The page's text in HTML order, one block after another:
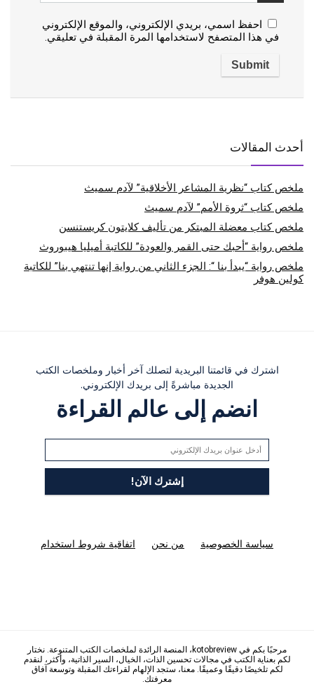
احفظ اسمي، بريدي الإلكتروني، والموقع الإلكتروني
في هذا المتصفح لاستخدامها المرة المقبلة في تعليقي.
أحدث المقالات
ملخص كتاب “نظرية المشاعر الأخلاقية” لآدم سميث
ملخص كتاب “ثروة الأمم” لآدم سميث
ملخص كتاب معضلة المبتكر من تأليف كلايتون كريستنسن
ملخص رواية “أحبك حتى القمر والعودة” للكاتبة أميليا هيبوروث
ملخص رواية “يبدأ بنا “: الجزء الثاني من رواية إنها تنتهي بنا” للكاتبة
كولين هوفر
اشترك في قائمتنا البريدية لتصلك آخر أخبار وملخصات الكتب
الجديدة مباشرةً إلى بريدك الإلكتروني.
انضم إلى عالم القراءة
سياسة الخصوصية من نحن اتفاقية شروط استخدام
مرحبًا بكم في kotobreview، المنصة الرائدة لملخصات الكتب المتنوعة. نختار
لكم بعناية الكتب في مجالات تحسين الذات، الخيال، السير الذاتية، وأكثر، لنقدم
لكم تلخيصًا دقيقًا وعميقًا. معنا، ستجد الإلهام لقراءتك المقبلة وتوسعة آفاق
معرفتك.